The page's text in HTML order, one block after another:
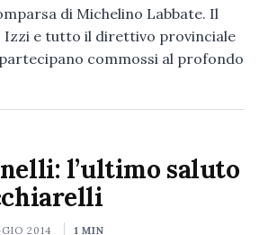
di Michelino Labbate. Il
e tutto il direttivo provinciale
commossi al profondo
l’ultimo saluto
2014 1 MIN